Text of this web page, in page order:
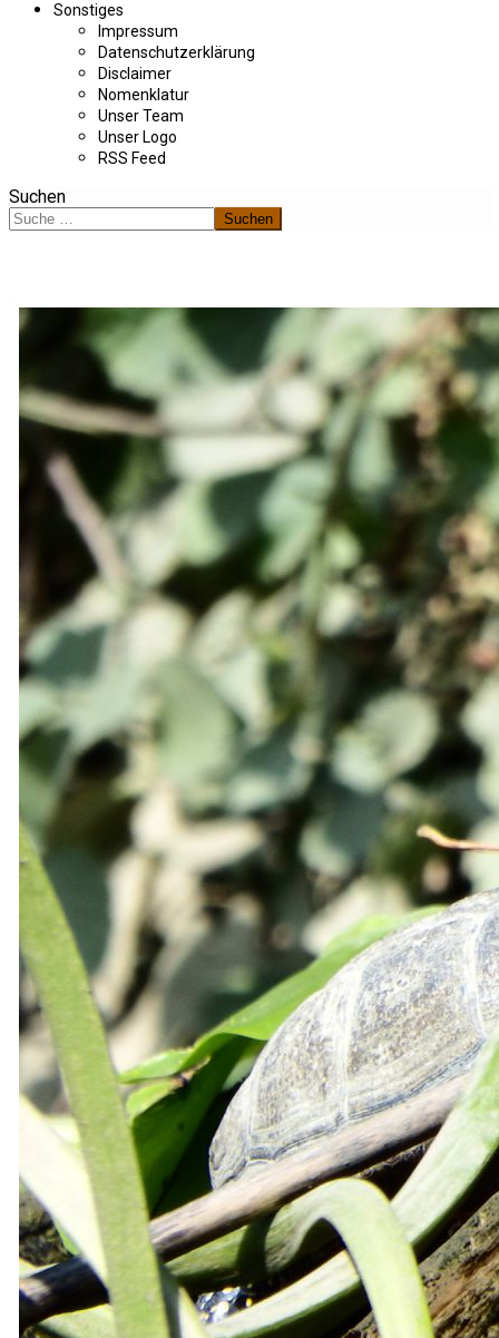
Sonstiges
Impressum
Datenschutzerklärung
Disclaimer
Nomenklatur
Unser Team
Unser Logo
RSS Feed
Suchen
Suchen